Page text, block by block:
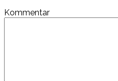
Kommentar